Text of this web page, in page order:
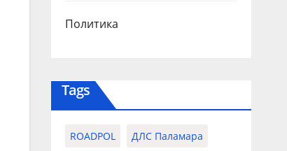
Политика
Tags
ROADPOL ДЛС Паламара